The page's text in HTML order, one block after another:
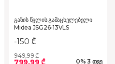
გაზის წყლის გამაცხელებელი
Midea JSG26-13VLS
-150 ₾
949,99 ₾
799,99 ₾ 0% 3 თვე